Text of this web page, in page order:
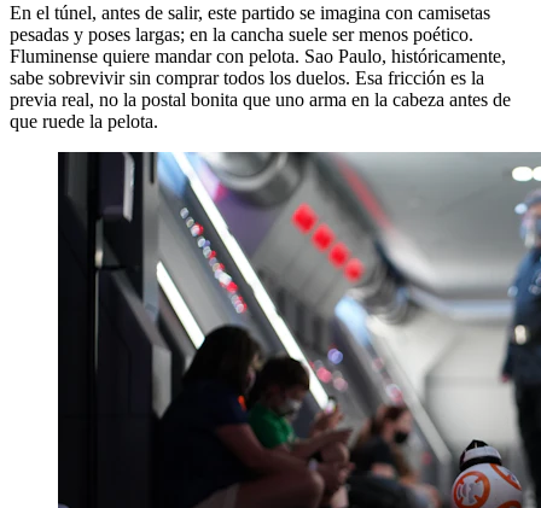
En el túnel, antes de salir, este partido se imagina con camisetas
pesadas y poses largas; en la cancha suele ser menos poético.
Fluminense quiere mandar con pelota. Sao Paulo, históricamente,
sabe sobrevivir sin comprar todos los duelos. Esa fricción es la
previa real, no la postal bonita que uno arma en la cabeza antes de
que ruede la pelota.